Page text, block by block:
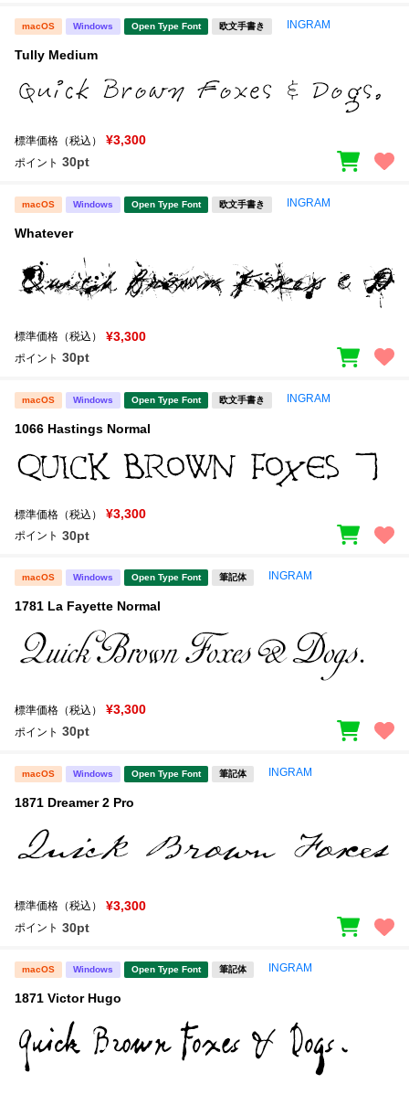
macOS Windows Open Type Font 欧文手書き INGRAM
Tully Medium
標準価格（税込） ¥3,300
ポイント 30pt
macOS Windows Open Type Font 欧文手書き INGRAM
Whatever
標準価格（税込） ¥3,300
ポイント 30pt
macOS Windows Open Type Font 欧文手書き INGRAM
1066 Hastings Normal
標準価格（税込） ¥3,300
ポイント 30pt
macOS Windows Open Type Font 筆記体 INGRAM
1781 La Fayette Normal
標準価格（税込） ¥3,300
ポイント 30pt
macOS Windows Open Type Font 筆記体 INGRAM
1871 Dreamer 2 Pro
標準価格（税込） ¥3,300
ポイント 30pt
macOS Windows Open Type Font 筆記体 INGRAM
1871 Victor Hugo